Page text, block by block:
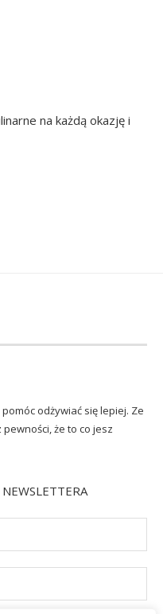
odżywiać się lepiej. Ze
że to co jesz